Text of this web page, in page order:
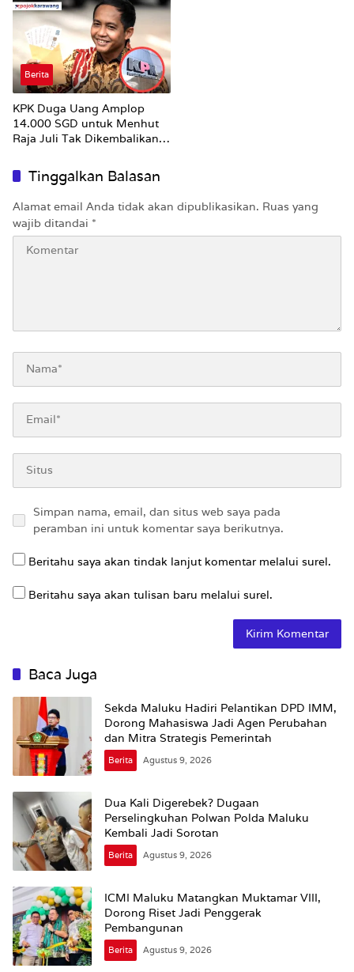
Berita
KPK Duga Uang Amplop
14.000 SGD untuk Menhut
Raja Juli Tak Dikembalikan
Tinggalkan Balasan
Alamat email Anda tidak akan dipublikasikan. Ruas yang
wajib ditandai *
Simpan nama, email, dan situs web saya pada
peramban ini untuk komentar saya berikutnya.
Beritahu saya akan tindak lanjut komentar melalui surel.
Beritahu saya akan tulisan baru melalui surel.
Baca Juga
Sekda Maluku Hadiri Pelantikan DPD IMM,
Dorong Mahasiswa Jadi Agen Perubahan
dan Mitra Strategis Pemerintah
Berita Agustus 9, 2026
Dua Kali Digerebek? Dugaan
Perselingkuhan Polwan Polda Maluku
Kembali Jadi Sorotan
Berita Agustus 9, 2026
ICMI Maluku Matangkan Muktamar VIII,
Dorong Riset Jadi Penggerak
Pembangunan
Berita Agustus 9, 2026